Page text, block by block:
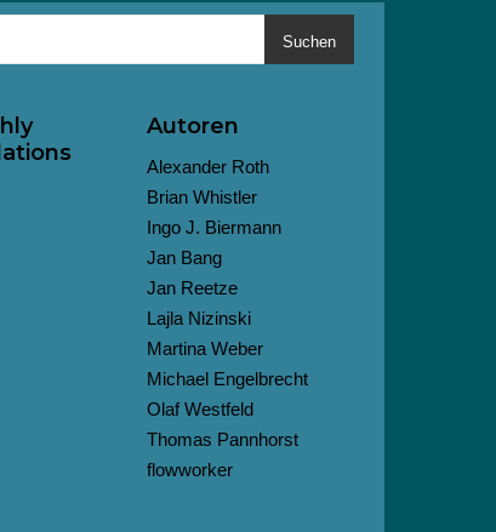
Suchen
Autoren
Alexander Roth
Brian Whistler
Ingo J. Biermann
Jan Bang
Jan Reetze
Lajla Nizinski
Martina Weber
Michael Engelbrecht
Olaf Westfeld
Thomas Pannhorst
flowworker